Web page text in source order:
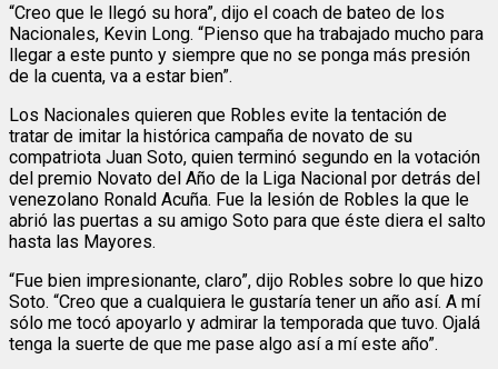
“Creo que le llegó su hora”, dijo el coach de bateo de los
Nacionales, Kevin Long. “Pienso que ha trabajado mucho para
llegar a este punto y siempre que no se ponga más presión
de la cuenta, va a estar bien”.
Los Nacionales quieren que Robles evite la tentación de
tratar de imitar la histórica campaña de novato de su
compatriota Juan Soto, quien terminó segundo en la votación
del premio Novato del Año de la Liga Nacional por detrás del
venezolano Ronald Acuña. Fue la lesión de Robles la que le
abrió las puertas a su amigo Soto para que éste diera el salto
hasta las Mayores.
“Fue bien impresionante, claro”, dijo Robles sobre lo que hizo
Soto. “Creo que a cualquiera le gustaría tener un año así. A mí
sólo me tocó apoyarlo y admirar la temporada que tuvo. Ojalá
tenga la suerte de que me pase algo así a mí este año”.